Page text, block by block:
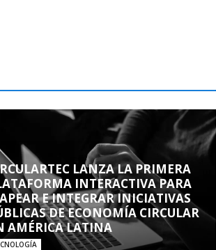
LANZA LA PRIMERA
INTERACTIVA PARA
E INTEGRAR INICIATIVAS
DE ECONOMÍA CIRCULAR
AMÉRICA LATINA